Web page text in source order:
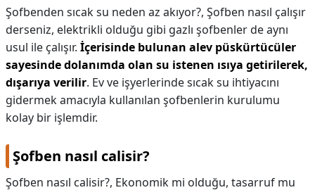
Şofbenden sıcak su neden az akıyor?, Şofben nasıl çalışır
derseniz, elektrikli olduğu gibi gazlı şofbenler de aynı
usul ile çalışır. İçerisinde bulunan alev püskürtücüler
sayesinde dolanımda olan su istenen ısıya getirilerek,
dışarıya verilir. Ev ve işyerlerinde sıcak su ihtiyacını
gidermek amacıyla kullanılan şofbenlerin kurulumu
kolay bir işlemdir.
Şofben nasıl calisir?
Şofben nasıl calisir?, Ekonomik mi olduğu, tasarruf mu